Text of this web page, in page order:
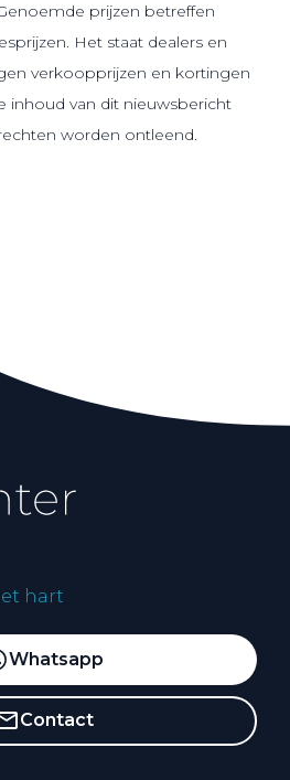
prijzen betreffen
Het staat dealers en
verkoopprijzen en kortingen
inhoud van dit nieuwsbericht
worden ontleend.
hart
Whatsapp
Contact